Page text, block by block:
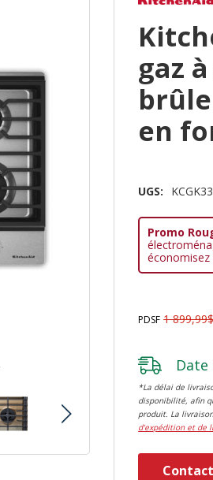
gaz
en
UGS:
Promo
économisez
PDSF 1
Date
*La délai de
disponibilité, afin
produit. La
d'expédition et de